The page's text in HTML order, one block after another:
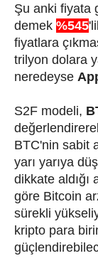
Şu anki fiyata
demek %545
fiyatlara
trilyon dolara
neredeyse
S2F modeli,
BTC'nin sabit
yarı yarıya
dikkate aldığı
göre Bitcoin
sürekli
kripto para